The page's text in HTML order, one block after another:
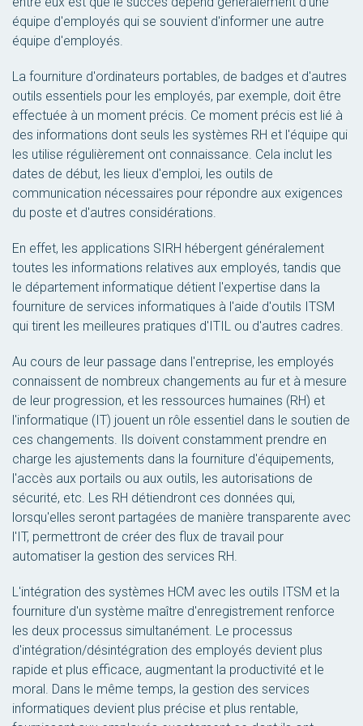
équipe d'employés qui se souvient d'informer une autre
équipe d'employés.
La fourniture d'ordinateurs portables, de badges et d'autres
outils essentiels pour les employés, par exemple, doit être
effectuée à un moment précis. Ce moment précis est lié à
des informations dont seuls les systèmes RH et l'équipe qui
les utilise régulièrement ont connaissance. Cela inclut les
dates de début, les lieux d'emploi, les outils de
communication nécessaires pour répondre aux exigences
du poste et d'autres considérations.
En effet, les applications SIRH hébergent généralement
toutes les informations relatives aux employés, tandis que
le département informatique détient l'expertise dans la
fourniture de services informatiques à l'aide d'outils ITSM
qui tirent les meilleures pratiques d'ITIL ou d'autres cadres.
Au cours de leur passage dans l'entreprise, les employés
connaissent de nombreux changements au fur et à mesure
de leur progression, et les ressources humaines (RH) et
l'informatique (IT) jouent un rôle essentiel dans le soutien de
ces changements. Ils doivent constamment prendre en
charge les ajustements dans la fourniture d'équipements,
l'accès aux portails ou aux outils, les autorisations de
sécurité, etc. Les RH détiendront ces données qui,
lorsqu'elles seront partagées de manière transparente avec
l'IT, permettront de créer des flux de travail pour
automatiser la gestion des services RH.
L'intégration des systèmes HCM avec les outils ITSM et la
fourniture d'un système maître d'enregistrement renforce
les deux processus simultanément. Le processus
d'intégration/désintégration des employés devient plus
rapide et plus efficace, augmentant la productivité et le
moral. Dans le même temps, la gestion des services
informatiques devient plus précise et plus rentable,